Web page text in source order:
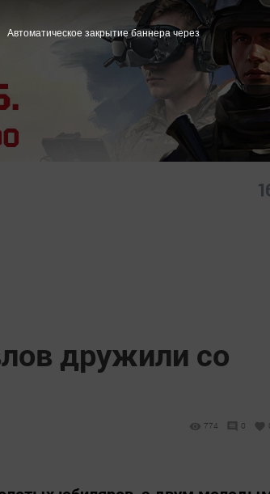
дружили со
774 0
Автоматическое закрытие баннера через